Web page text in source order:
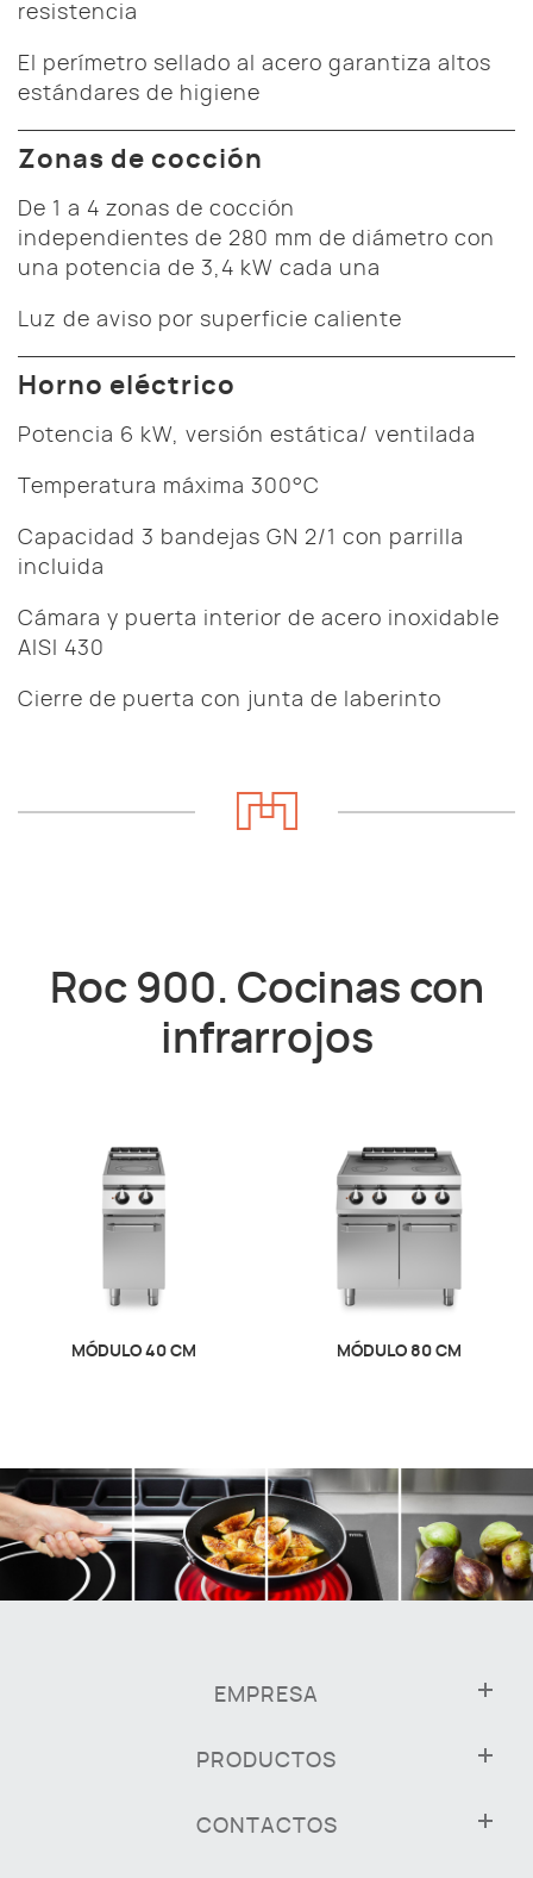
resistencia
El perímetro sellado al acero garantiza altos
estándares de higiene
Zonas de cocción
De 1 a 4 zonas de cocción
independientes de 280 mm de diámetro con
una potencia de 3,4 kW cada una
Luz de aviso por superficie caliente
Horno eléctrico
Potencia 6 kW, versión estática/ ventilada
Temperatura máxima 300°C
Capacidad 3 bandejas GN 2/1 con parrilla
incluida
Cámara y puerta interior de acero inoxidable
AISI 430
Cierre de puerta con junta de laberinto
Roc 900. Cocinas con
infrarrojos
MÓDULO 40 CM MÓDULO 80 CM
EMPRESA
PRODUCTOS
CONTACTOS